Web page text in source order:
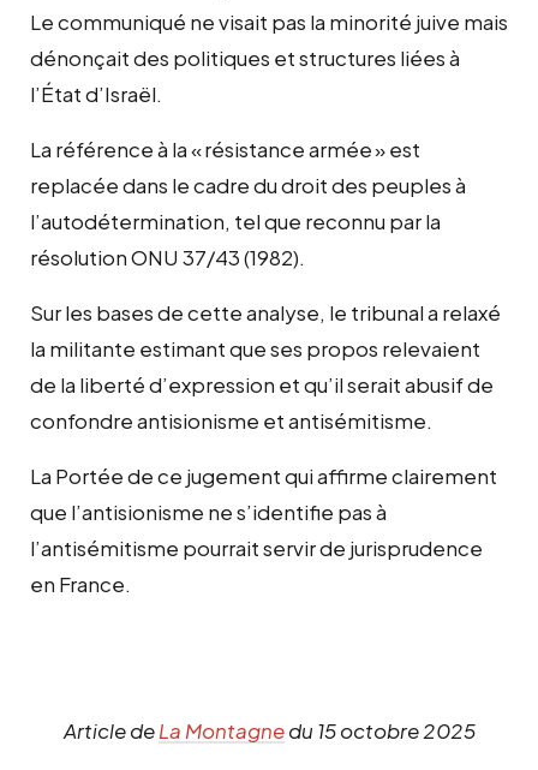
Le communiqué ne visait pas la minorité juive mais
dénonçait des politiques et structures liées à
l’État d’Israël.
La référence à la « résistance armée » est
replacée dans le cadre du droit des peuples à
l’autodétermination, tel que reconnu par la
résolution ONU 37/43 (1982).
Sur les bases de cette analyse, le tribunal a relaxé
la militante estimant que ses propos relevaient
de la liberté d’expression et qu’il serait abusif de
confondre antisionisme et antisémitisme.
La Portée de ce jugement qui affirme clairement
que l’antisionisme ne s’identifie pas à
l’antisémitisme pourrait servir de jurisprudence
en France.
Article deLa Montagnedu 15 octobre 2025